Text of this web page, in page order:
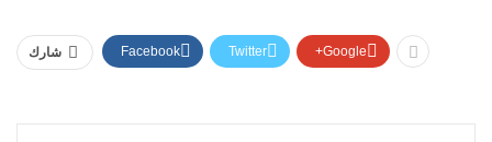
شارك Facebook Twitter Google+